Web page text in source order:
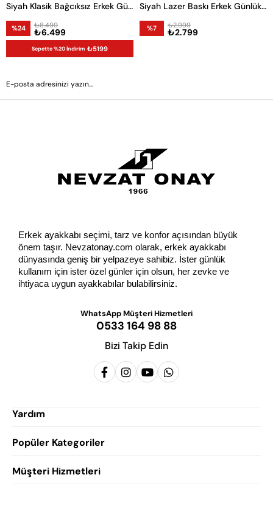
Siyah Klasik Bağcıksız Erkek Günlük Ayakkabı
%24 ₺6.499
₺8.499
Sepette %20 İndirim ₺5199
Siyah Lazer Baskı Erkek Günlük Ayakkabı
%7 ₺2.799
₺2.999
Erkek ayakkabı seçimi, tarz ve konfor açısından büyük
önem taşır. Nevzatonay.com olarak, erkek ayakkabı
dünyasında geniş bir yelpazeye sahibiz. İster günlük
kullanım için ister özel günler için olsun, her zevke ve
ihtiyaca uygun ayakkabılar bulabilirsiniz.
WhatsApp Müşteri Hizmetleri
0533 164 98 88
Bizi Takip Edin
Yardım
Popüler Kategoriler
Erkek Klasik Ayakkabı
Müşteri Hizmetleri